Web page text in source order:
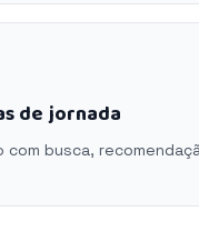
de jornada
com busca,